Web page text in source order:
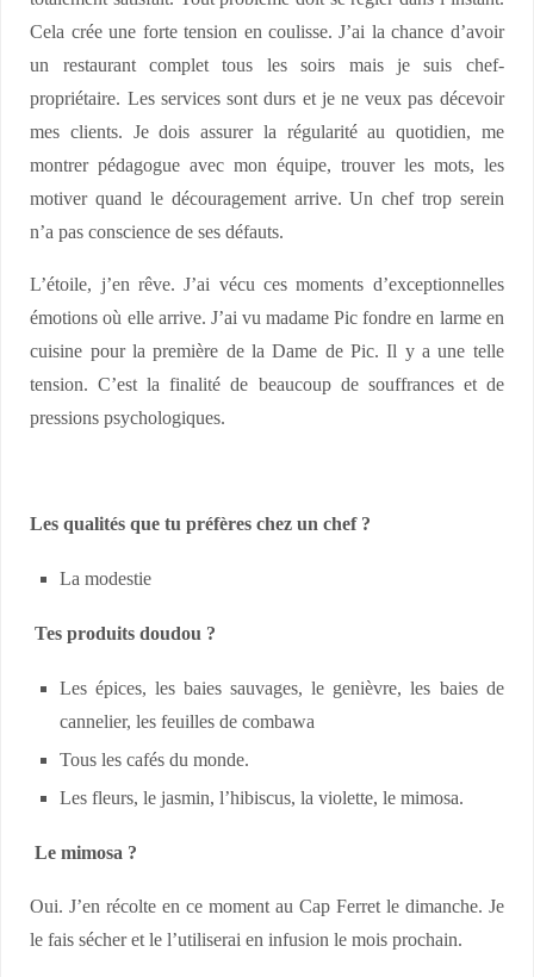
Cela crée une forte tension en coulisse. J’ai la chance d’avoir
un restaurant complet tous les soirs mais je suis chef-
propriétaire. Les services sont durs et je ne veux pas décevoir
mes clients. Je dois assurer la régularité au quotidien, me
montrer pédagogue avec mon équipe, trouver les mots, les
motiver quand le découragement arrive. Un chef trop serein
n’a pas conscience de ses défauts.
L’étoile, j’en rêve. J’ai vécu ces moments d’exceptionnelles
émotions où elle arrive. J’ai vu madame Pic fondre en larme en
cuisine pour la première de la Dame de Pic. Il y a une telle
tension. C’est la finalité de beaucoup de souffrances et de
pressions psychologiques.
Les qualités que tu préfères chez un chef ?
La modestie
Tes produits doudou ?
Les épices, les baies sauvages, le genièvre, les baies de
cannelier, les feuilles de combawa
Tous les cafés du monde.
Les fleurs, le jasmin, l’hibiscus, la violette, le mimosa.
Le mimosa ?
Oui. J’en récolte en ce moment au Cap Ferret le dimanche. Je
le fais sécher et le l’utiliserai en infusion le mois prochain.